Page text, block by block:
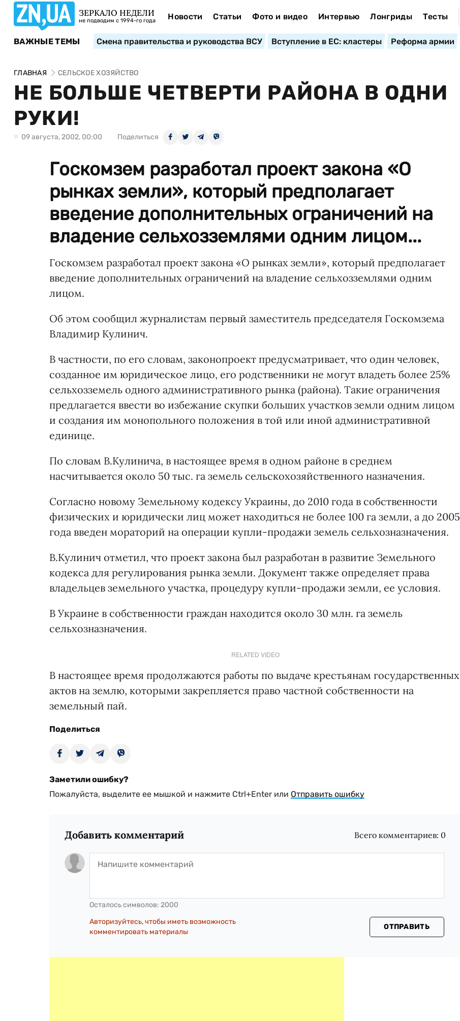
ЗЕРКАЛО НЕДЕЛИ
не подводим с 1994-го года Новости Статьи Фото и видео Интервью Лонгриды Тесты
ВАЖНЫЕ ТЕМЫ Смена правительства и руководства ВСУ Вступление в ЕС: кластеры Реформа армии
ГЛАВНАЯ СЕЛЬСКОЕ ХОЗЯЙСТВО
НЕ БОЛЬШЕ ЧЕТВЕРТИ РАЙОНА В ОДНИ
РУКИ!
09 августа, 2002, 00:00 Поделиться
Госкомзем разработал проект закона «О
рынках земли», который предполагает
введение дополнительных ограничений на
владение сельхозземлями одним лицом...
Госкомзем разработал проект закона «О рынках земли», который предполагает
введение дополнительных ограничений на владение сельхозземлями одним
лицом.
Об этом сообщил журналистам первый заместитель председателя Госкомзема
Владимир Кулинич.
В частности, по его словам, законопроект предусматривает, что один человек,
созданное им юридическое лицо, его родственники не могут владеть более 25%
сельхозземель одного административного рынка (района). Такие ограничения
предлагается ввести во избежание скупки больших участков земли одним лицом
и создания им монопольного положения в той или иной административной
единице.
По словам В.Кулинича, в настоящее время в одном районе в среднем
насчитывается около 50 тыс. га земель сельскохозяйственного назначения.
Согласно новому Земельному кодексу Украины, до 2010 года в собственности
физических и юридически лиц может находиться не более 100 га земли, а до 2005
года введен мораторий на операции купли-продажи земель сельхозназначения.
В.Кулинич отметил, что проект закона был разработан в развитие Земельного
кодекса для регулирования рынка земли. Документ также определяет права
владельцев земельного участка, процедуру купли-продажи земли, ее условия.
В Украине в собственности граждан находится около 30 млн. га земель
сельхозназначения.
RELATED VIDEO
В настоящее время продолжаются работы по выдаче крестьянам государственных
актов на землю, которыми закрепляется право частной собственности на
земельный пай.
Поделиться
Заметили ошибку?
Пожалуйста, выделите ее мышкой и нажмите Ctrl+Enter или Отправить ошибку
Добавить комментарий Всего комментариев: 0
Осталось символов: 2000
Авторизуйтесь, чтобы иметь возможность
комментировать материалы
ОТПРАВИТЬ